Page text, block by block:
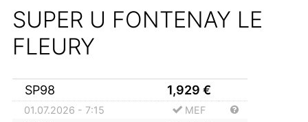
SUPER U FONTENAY LE
FLEURY
SP98 1,929 €
01.07.2026 - 7:15 MEF